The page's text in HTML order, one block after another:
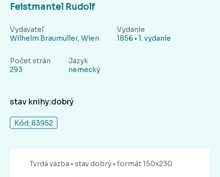
Feistmantel Rudolf
Vydavateľ
Wilhelm Braumüller, Wien
Vydanie
1856 • 1. vydanie
Počet strán
293
Jazyk
nemecký
stav knihy:dobrý
Kód: 83952
Tvrdá väzba • stav dobrý • formát 150x230